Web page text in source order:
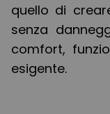
quello di
senza
comfort,
esigente.